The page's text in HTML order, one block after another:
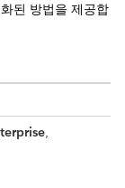
된 방법을 제공합
,